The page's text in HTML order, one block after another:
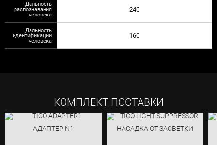
Дальность
распознавания
человека
240
Дальность
идентификации
человека
160
КОМПЛЕКТ ПОСТАВКИ
АДАПТЕР N1 НАСАДКА ОТ ЗАСВЕТКИ